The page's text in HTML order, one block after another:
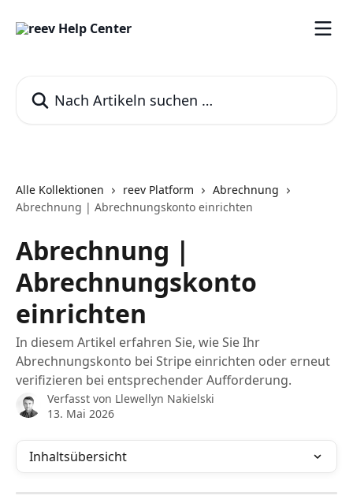
Alle Kollektionen reev Platform
Abrechnung
Abrechnung | Abrechnungskonto einrichten
Abrechnung |
Abrechnungskonto
einrichten
In diesem Artikel erfahren Sie, wie Sie Ihr
Abrechnungskonto bei Stripe einrichten oder erneut
verifizieren bei entsprechender Aufforderung.
Verfasst von Llewellyn Nakielski
13. Mai 2026
Inhaltsübersicht